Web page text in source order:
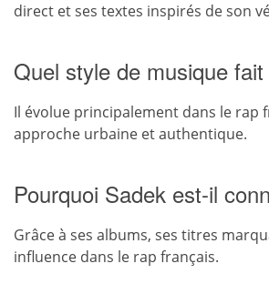
direct et ses textes inspirés de son
Quel style de musique
Il évolue principalement dans le rap
approche urbaine et authentique.
Pourquoi Sadek est-il
Grâce à ses albums, ses titres
influence dans le rap français.